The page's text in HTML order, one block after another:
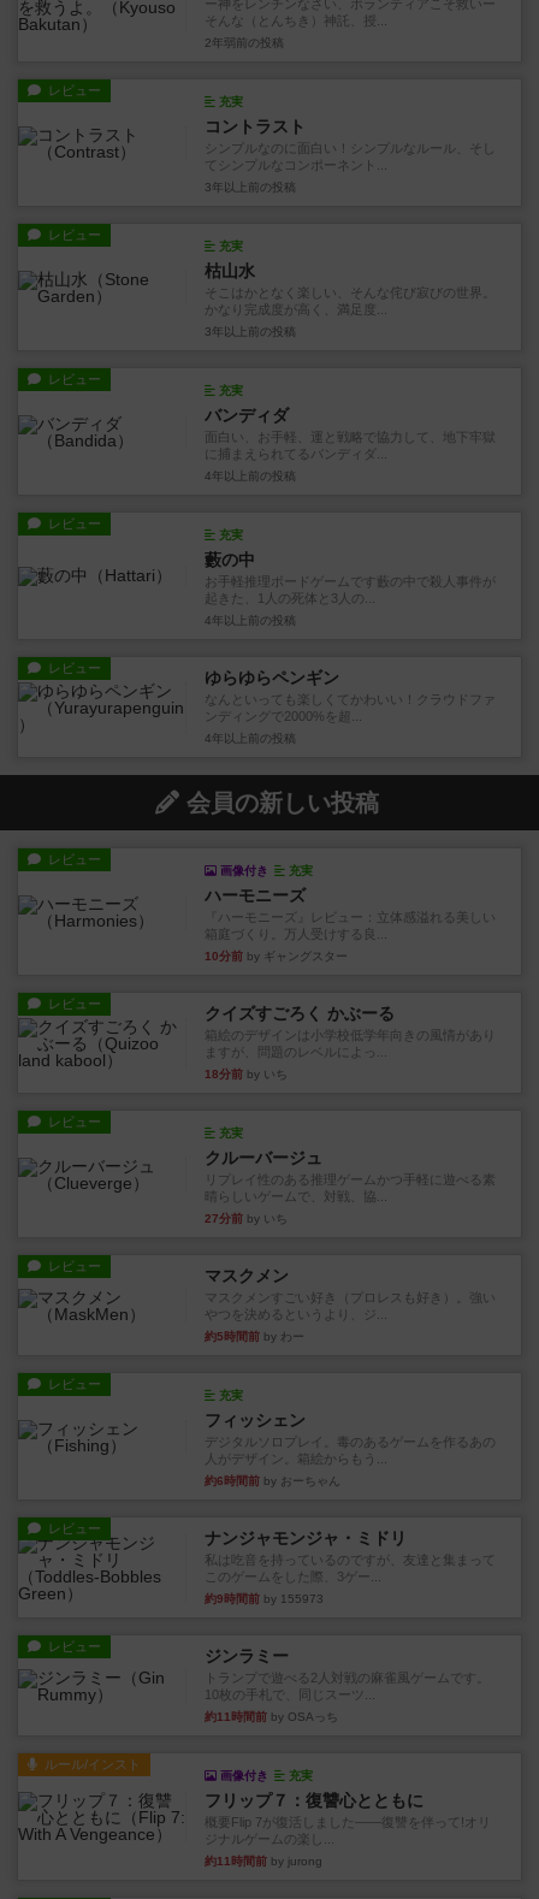
ー神をレンチンなさい、ボランティアこそ救いー
そんな（とんちき）神託、授...
2年弱前 の投稿
レビュー
充実
コントラスト
シンプルなのに面白い！シンプルなルール、そし
てシンプルなコンポーネント...
3年以上前 の投稿
レビュー
充実
枯山水
そこはかとなく楽しい、そんな侘び寂びの世界。
かなり完成度が高く、満足度...
3年以上前 の投稿
レビュー
充実
バンディダ
面白い、お手軽、運と戦略で協力して、地下牢獄
に捕まえられてるバンディダ...
4年以上前 の投稿
レビュー
充実
藪の中
お手軽推理ボードゲームです藪の中で殺人事件が
起きた、1人の死体と3人の...
4年以上前 の投稿
レビュー ゆらゆらペンギン
なんといっても楽しくてかわいい！クラウドファ
ンディングで2000%を超...
4年以上前 の投稿
会員の新しい投稿
レビュー
画像付き 充実
ハーモニーズ
『ハーモニーズ』レビュー：立体感溢れる美しい
箱庭づくり。万人受けする良...
10分前 by ギャングスター
レビュー クイズすごろく かぶーる
箱絵のデザインは小学校低学年向きの風情があり
ますが、問題のレベルによっ...
18分前 by いち
レビュー
充実
クルーバージュ
リプレイ性のある推理ゲームかつ手軽に遊べる素
晴らしいゲームで、対戦、協...
27分前 by いち
レビュー マスクメン
マスクメンすごい好き（プロレスも好き）。強い
やつを決めるというより、ジ...
約5時間前 by わー
レビュー
充実
フィッシェン
デジタルソロプレイ。毒のあるゲームを作るあの
人がデザイン。箱絵からもう...
約6時間前 by おーちゃん
レビュー ナンジャモンジャ・ミドリ
私は吃音を持っているのですが、友達と集まって
このゲームをした際、3ゲー...
約9時間前 by 155973
レビュー ジンラミー
トランプで遊べる2人対戦の麻雀風ゲームです。
10枚の手札で、同じスーツ...
約11時間前 by OSAっち
ルール/インスト
画像付き 充実
フリップ７：復讐心とともに
概要Flip 7が復活しました――復讐を伴って!オリ
ジナルゲームの楽し...
約11時間前 by jurong